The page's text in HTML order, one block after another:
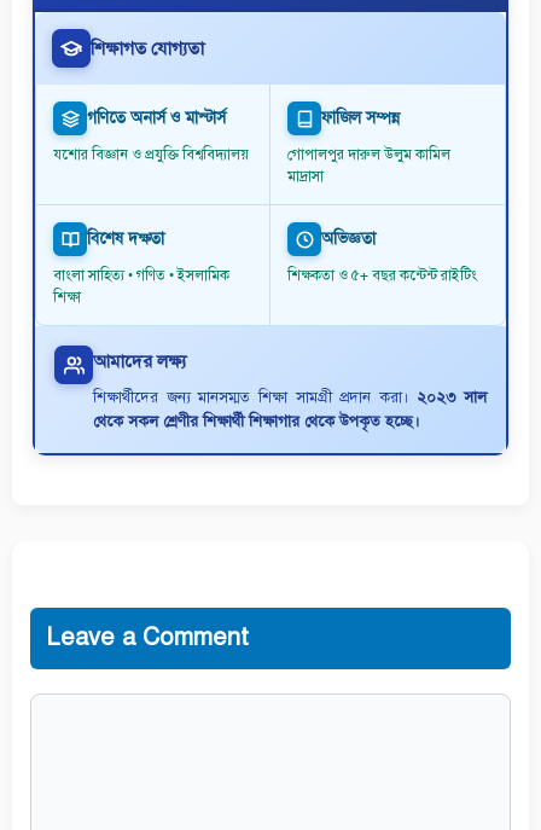
শিক্ষাগত যোগ্যতা
গণিতে অনার্স ও মাস্টার্স
যশোর বিজ্ঞান ও প্রযুক্তি বিশ্ববিদ্যালয়
ফাজিল সম্পন্ন
গোপালপুর দারুল উলুম কামিল
মাদ্রাসা
বিশেষ দক্ষতা
বাংলা সাহিত্য • গণিত • ইসলামিক
শিক্ষা
অভিজ্ঞতা
শিক্ষকতা ও ৫+ বছর কন্টেন্ট রাইটিং
আমাদের লক্ষ্য
শিক্ষার্থীদের জন্য মানসম্মত শিক্ষা সামগ্রী প্রদান করা। ২০২৩ সাল
থেকে সকল শ্রেণীর শিক্ষার্থী শিক্ষাগার থেকে উপকৃত হচ্ছে।
Leave a Comment
Comment